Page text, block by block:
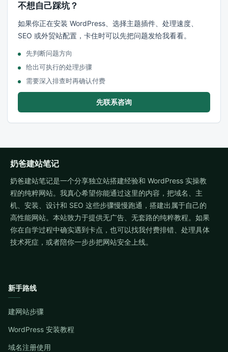
不想自己踩坑？
如果你正在安装 WordPress、选择主题插件、处理速度、
SEO 或外贸站配置，卡住时可以先把问题发给我看看。
先判断问题方向
给出可执行的处理步骤
需要深入排查时再确认付费
先联系咨询
奶爸建站笔记
奶爸建站笔记是一个分享独立站搭建经验和 WordPress 实操教
程的纯粹网站。我真心希望你能通过这里的内容，把域名、主
机、安装、设计和 SEO 这些步骤慢慢跑通，搭建出属于自己的
高性能网站。本站致力于提供无广告、无套路的纯粹教程。如果
你在自学过程中确实遇到卡点，也可以找我付费排错、处理具体
技术死症，或者陪你一步步把网站安全上线。
新手路线
建网站步骤
WordPress 安装教程
域名注册使用